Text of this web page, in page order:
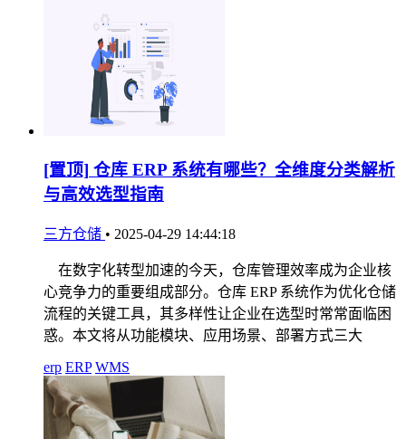
[置顶] 仓库 ERP 系统有哪些？全维度分类解析
与高效选型指南
三方仓储 • 2025-04-29 14:44:18
在数字化转型加速的今天，仓库管理效率成为企业核
心竞争力的重要组成部分。仓库 ERP 系统作为优化仓储
流程的关键工具，其多样性让企业在选型时常常面临困
惑。本文将从功能模块、应用场景、部署方式三大
erp ERP WMS